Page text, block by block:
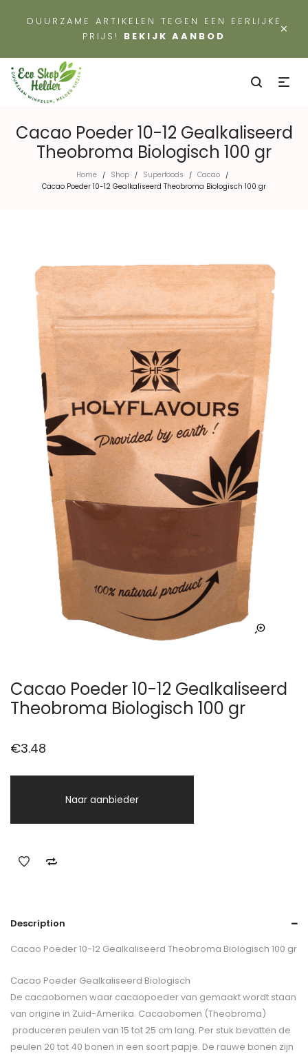
×
DUURZAME ARTIKELEN TEGEN EEN EERLIJKE
PRIJS! BEKIJK AANBOD
Cacao Poeder 10-12 Gealkaliseerd
Theobroma Biologisch 100 gr
Home / Shop / Superfoods / Cacao /
Cacao Poeder 10-12 Gealkaliseerd Theobroma Biologisch 100 gr
Cacao Poeder 10-12 Gealkaliseerd
Theobroma Biologisch 100 gr
€3.48
Naar aanbieder
Description
Cacao Poeder 10-12 Gealkaliseerd Theobroma Biologisch 100 gr
Cacao Poeder Gealkaliseerd Biologisch
De cacaobomen waar cacaopoeder van gemaakt wordt staan
van origine in Zuid-Amerika. Cacaobomen (Theobroma)
produceren peulen van 15 tot 25 cm lang. Per stuk bevatten de
peulen 20 tot 40 bonen in een soort papje. De rauwe bonen zijn